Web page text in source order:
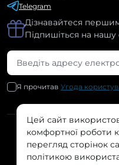
Telegram
Дізнавайтеся
Підпишіться на
Я прочитав Угода
Цей сайт
комфортної роботи
перегляд сторінок
політикою